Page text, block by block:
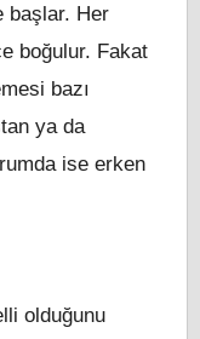
başlar. Her
boğulur. Fakat
bazı
ya da
ise erken
olduğunu